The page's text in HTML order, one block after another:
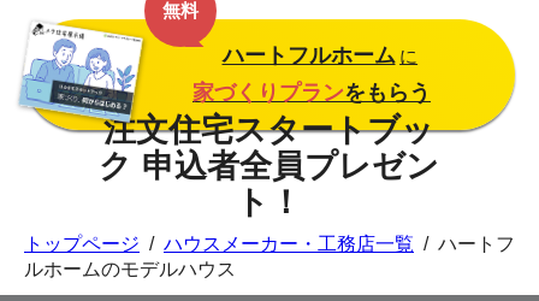
無料
ハートフルホーム に
家づくりプランをもらう
トップページ / ハウスメーカー・工務店一覧 / ハートフ
ルホームのモデルハウス